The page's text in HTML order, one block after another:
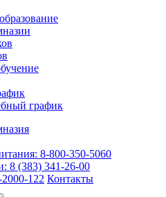
график
8-800-350-5060
8 (383) 341-26-00
122 Контакты